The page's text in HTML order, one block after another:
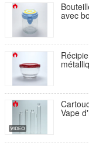
avec
Vape